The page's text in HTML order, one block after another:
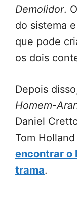
Demolidor.
do sistema
que pode
os dois
Depois
Homem-
Daniel
Tom
encontrar o
trama.